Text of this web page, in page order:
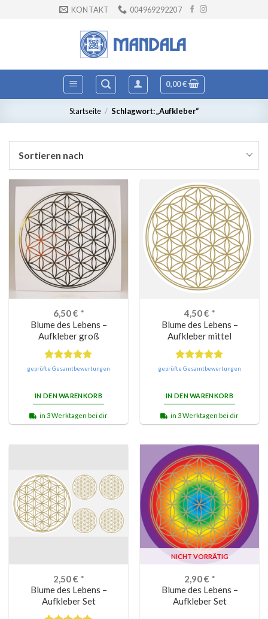
KONTAKT 004969292207
0,00€
Startseite / Schlagwort: „Aufkleber“
Sortieren nach
6,50€ *
Blume des Lebens –
Aufkleber groß
Bewertet
geprüfte Gesamtbewertungen
IN DEN WARENKORB
in 3 Werktagen bei dir
4,50€ *
Blume des Lebens –
Aufkleber mittel
Bewertet
geprüfte Gesamtbewertungen
IN DEN WARENKORB
in 3 Werktagen bei dir
2,50€ *
Blume des Lebens –
Aufkleber Set
NICHT VORRÄTIG
2,90€ *
Blume des Lebens –
Aufkleber Set